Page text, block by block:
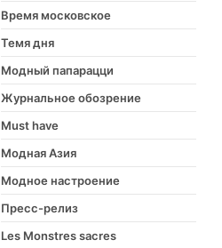
Время московское
Темя дня
Модный папарацци
Журнальное обозрение
Must have
Модная Азия
Модное настроение
Пресс-релиз
Les Monstres sacres